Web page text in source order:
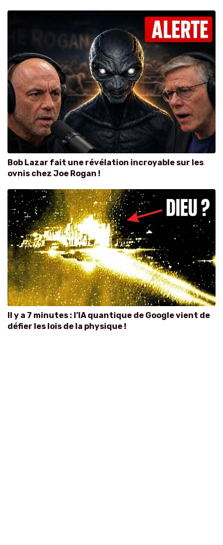
Bob Lazar fait une révélation incroyable sur les
ovnis chez Joe Rogan !
Il y a 7 minutes : l’IA quantique de Google vient de
défier les lois de la physique !